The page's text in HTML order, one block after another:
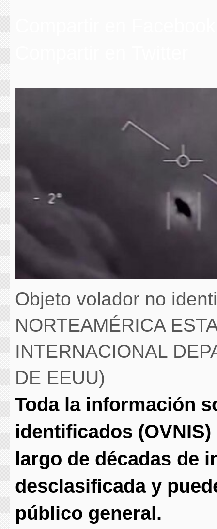
Objeto volador no
NORTEAMÉRICA
INTERNACIONAL
DE EEUU)
Toda la información
identificados
largo de décadas de
desclasificada y
público general.